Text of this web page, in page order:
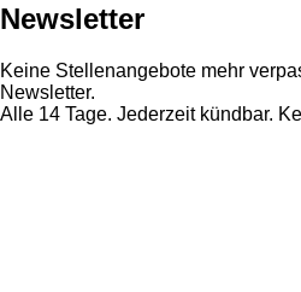
Newsletter
Keine Stellenangebote mehr
Newsletter.
Alle 14 Tage. Jederzeit kündbar.